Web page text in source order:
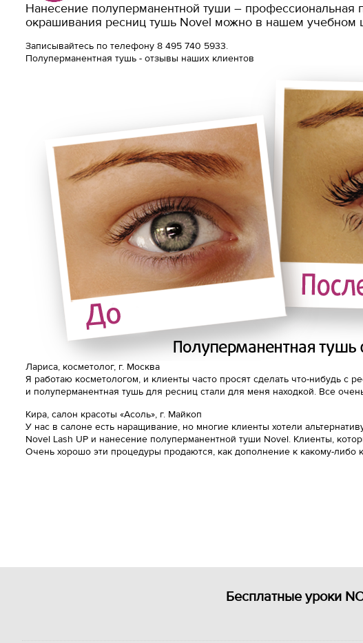
Нанесение полуперманентной туши – профессиональная
окрашивания ресниц тушь Novel можно в нашем учебном
Записывайтесь по телефону 8 495 740 5933.
Полуперманентная тушь - отзывы наших клиентов
Лариса, косметолог, г. Москва
Я работаю косметологом, и клиенты часто просят сделать что-нибудь
и полуперманентная тушь для ресниц стали для меня находкой. Все
Кира, салон красоты «Асоль», г. Майкоп
У нас в салоне есть наращивание, но многие клиенты хотели
Novel Lash UP и нанесение полуперманентной туши Novel. Клиенты,
Очень хорошо эти процедуры продаются, как дополнение к какому-либо
Бесплатные уроки